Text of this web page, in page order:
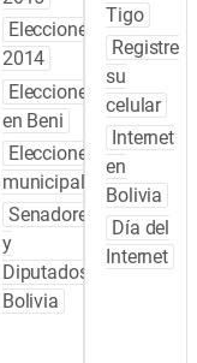
Elecciones
2014
Elecciones
en Beni
Elecciones
municipales
Senadores
y
Diputados
Bolivia
Tigo
Registre
su
celular
Internet
en
Bolivia
Día del
Internet